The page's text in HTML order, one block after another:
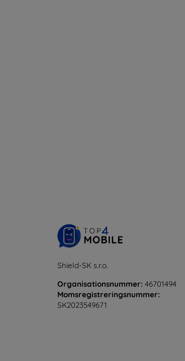
Shield-SK s.r.o.
Organisationsnummer: 46701494
Momsregistreringsnummer:
SK2023549671